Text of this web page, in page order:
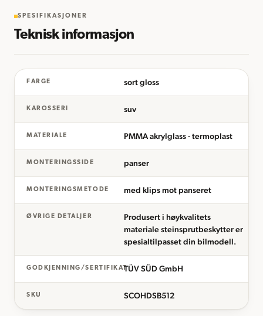
SPESIFIKASJONER
Teknisk informasjon
FARGE sort gloss
KAROSSERI suv
MATERIALE PMMA akrylglass - termoplast
MONTERINGSSIDE panser
MONTERINGSMETODE med klips mot panseret
ØVRIGE DETALJER
Produsert i høykvalitets
materiale steinsprutbeskytter er
spesialtilpasset din bilmodell.
GODKJENNING/SERTIFIKATTÜV SÜD GmbH
SKU SCOHDSB512